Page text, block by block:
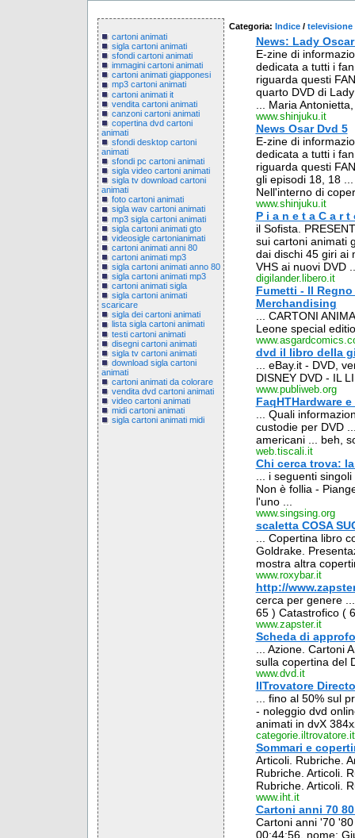
cartoni animati
sigla cartoni animati
sfondi cartoni animati
immagini cartoni animati
cartoni animati giapponesi
mp3 cartoni animati
cartoni animati it
vendita cartoni animati
canzoni cartoni animati
copertina dvd cartoni
animati
sfondi desktop cartoni
animati
sfondi pc cartoni animati
sigla video cartoni animati
sigla tv download cartoni
animati
foto cartoni animati
sigla wav cartoni animati
mp3 sigla cartoni animati
sigla cartoni animati gto
videosigle cartonianimati
cartoni animati anni 80
cartoni animati mp3
sigla cartoni animati anno 80
sigla cartoni animati mp3
cartoni animati sigla
sigla cartoni animati
scaricare
sigla dei cartoni animati
lista sigla cartoni animati
testi cartoni animati
disegni cartoni animati
sigla tv cartoni animati
download sigla cartoni
animati
cartoni animati da colorare
vendita dvd cartoni animati
video cartoni animati
midi cartoni animati
sigla cartoni animati midi
Categoria: Indice / televisione
News: Lady Oscar
E-zine di
dedicata a tutti i
riguarda questi
quarto DVD di
... Maria
www.shinjuku.it
News Osar Dvd 5
E-zine di
dedicata a tutti i
riguarda questi
gli episodi 18, 18
Nell'interno di
www.shinjuku.it
P i a n e t a C a r t
il Sofista.
sui cartoni animati
dai dischi 45 giri ai
VHS ai nuovi DVD
digilander.libero.it
Fumetti - Il
Merchandising
... CARTONI
Leone special
dvd il libro della
... eBay.it - DVD,
DISNEY DVD - IL
www.publiweb.org
FaqHTHardware
... Quali
custodie per DVD
americani ... beh,
web.tiscali.it
Chi cerca trova:
... i seguenti
Non è follia -
l'uno ...
www.singsing.org
scaletta COSA
... Copertina libro
Goldrake.
mostra altra
www.roxybar.it
http://
cerca per genere
65 ) Catastrofico (
www.zapster.it
Scheda di
... Azione. Cartoni
sulla copertina del
www.dvd.it
IlTrovatore
... fino al 50% sul
- noleggio dvd
animati in dvX
categorie.iltrovatore.it
Sommari e
Articoli. Rubriche.
Rubriche. Articoli.
Rubriche. Articoli.
www.iht.it
Cartoni anni 70
Cartoni anni '70
00:44:56. nome: